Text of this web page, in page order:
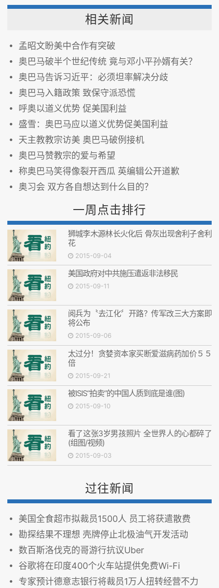
相关新闻
孟昭文盼美中合作有突破
奥巴马破半个世纪传统 竟与邓小平孙婿有关？
奥巴马告诉习近平：必须坦率解决分歧
奥巴马入籍政策 致保守派恐慌
呼奥以道义优势 促美国利益
盛雪：奥巴马应以道义优势促美国利益
天主教教宗访美 奥巴马破例接机
奥巴马赞教宗的爱与希望
称奥巴马笑得像裂开西瓜 英编辑公开道歉
奥习会 双方各自想达到什么目的？
一周点击排行
狮城李木源林长火化后 骨灰出现舍利子舍利
花
2015-09-04
美国政府对中共施压遣返非法移民
2015-09-11
阅兵为〝去江化〞开路？传军改三大方案即
将公布
2015-09-06
太过分！贪婪资本家买断爱滋病药加价５５
倍
2015-09-21
被ISIS“拍卖”的中国人质到底是谁(图)
2015-09-10
看了这张3岁男孩照片 全世界人的心都碎了
(组图/视频)
2015-09-03
过往新闻
美国全食超市拟裁员1500人 员工将获遣散费
勘探结果不理想 壳牌停止北极油气开发活动
数百斯洛伐克的哥游行抗议Uber
谷歌将在印度400个火车站提供免费Wi-Fi
专家预计德意志银行将裁员1万人扭转经营不力